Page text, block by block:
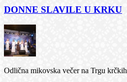
DONNE SLAVILE U KRKU
Odlična mikovska večer na Trgu